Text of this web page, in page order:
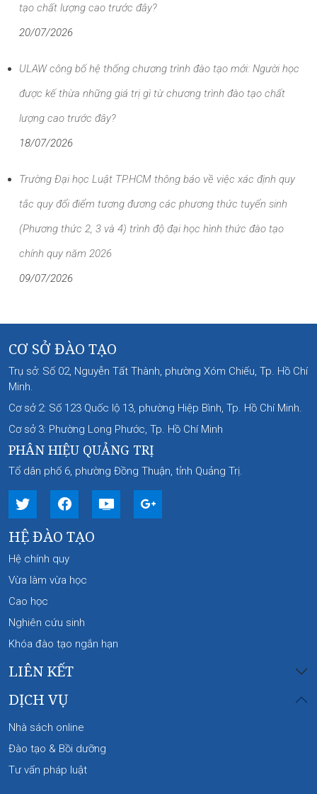
tạo chất lượng cao trước đây?
20/07/2026
ULAW công bố hệ thống chương trình đào tạo mới: Người học
được kế thừa những giá trị gì từ chương trình đào tạo chất
lượng cao trước đây?
18/07/2026
Trường Đại học Luật TP.HCM thông báo về việc xác định quy
tắc quy đổi điểm tương đương các phương thức tuyển sinh
(Phương thức 2, 3 và 4) trình độ đại học hình thức đào tạo
chính quy năm 2026
09/07/2026
CƠ SỞ ĐÀO TẠO
Trụ sở: Số 02, Nguyễn Tất Thành, phường Xóm Chiếu, Tp. Hồ Chí
Minh.
Cơ sở 2: Số 123 Quốc lộ 13, phường Hiệp Bình, Tp. Hồ Chí Minh.
Cơ sở 3: Phường Long Phước, Tp. Hồ Chí Minh
PHÂN HIỆU QUẢNG TRỊ
Tổ dân phố 6, phường Đồng Thuận, tỉnh Quảng Trị.
HỆ ĐÀO TẠO
Hệ chính quy
Vừa làm vừa học
Cao học
Nghiên cứu sinh
Khóa đào tạo ngắn hạn
LIÊN KẾT
DỊCH VỤ
Nhà sách online
Đào tạo & Bồi dưỡng
Tư vấn pháp luật